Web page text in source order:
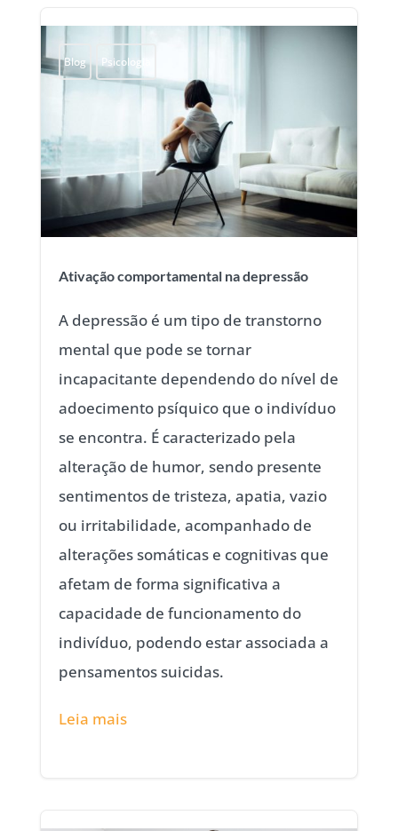
Blog Psicologia
Ativação comportamental na depressão
A depressão é um tipo de transtorno
mental que pode se tornar
incapacitante dependendo do nível de
adoecimento psíquico que o indivíduo
se encontra. É caracterizado pela
alteração de humor, sendo presente
sentimentos de tristeza, apatia, vazio
ou irritabilidade, acompanhado de
alterações somáticas e cognitivas que
afetam de forma significativa a
capacidade de funcionamento do
indivíduo, podendo estar associada a
pensamentos suicidas.
Leia mais